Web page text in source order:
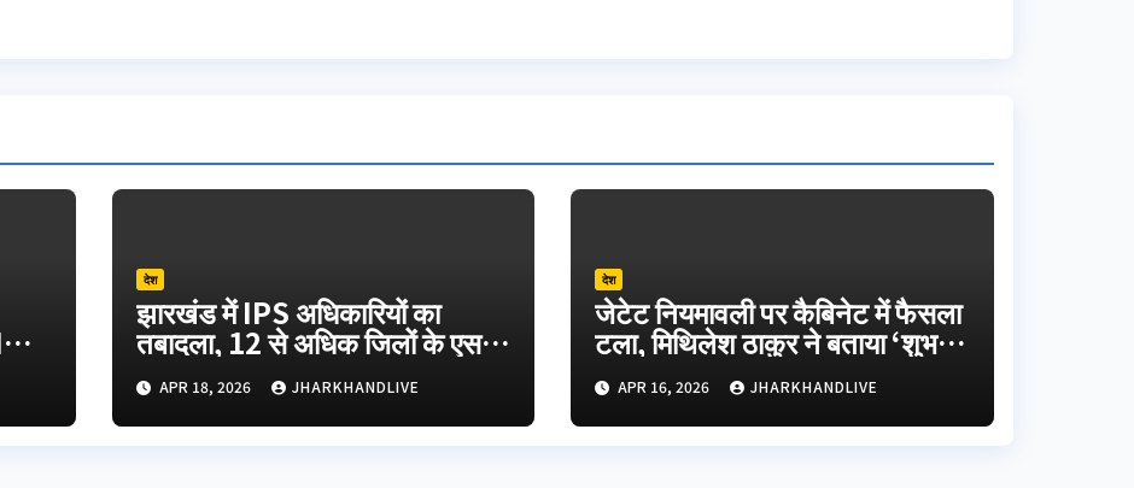
देश
झारखंड में IPS अधिकारियों का
तबादला, 12 से अधिक जिलों के एसपी
बदले !
APR 18, 2026 JHARKHANDLIVE
देश
जेटेट नियमावली पर कैबिनेट में फैसला
टला, मिथिलेश ठाकुर ने बताया ‘शुभ
समाचार’
APR 16, 2026 JHARKHANDLIVE